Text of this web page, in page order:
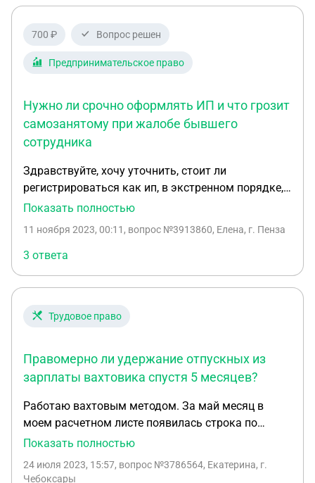
письменный отказ . Руководитель отела кадров
ли работодатель? Могу ли я пожаловаться в
вышестоящую инстанцию на руководителя?
700 ₽ Вопрос решен
Предпринимательское право
Нужно ли срочно оформлять ИП и что грозит
самозанятому при жалобе бывшего
сотрудника
Здравствуйте, хочу уточнить, стоит ли
регистрироваться как ип, в экстренном порядке,
если я сейчас самозанятая, а мой сотрудник
планирует подать жалобу на меня в связи с
несогласием последней зп из за штрафа, который
повесили за нарушение внутренних
договоренностей внутри. Что мне грозит? Как
процентах сейчас не официально ещё 2
Показать полностью
11 ноября 2023, 00:11 , вопрос №3913860, Елена, г. Пенза
3 ответа
Трудовое право
Правомерно ли удержание отпускных из
зарплаты вахтовика спустя 5 месяцев?
Работаю вахтовым методом. За май месяц в
моем расчетном листе появилась строка по
удержанию отпускных в размере 49 тыс. руб,
Расчетный отдел на вопрос откуда эта сумма
Показать полностью
24 июля 2023, 15:57, вопрос №3786564, Екатерина, г.
Чебоксары